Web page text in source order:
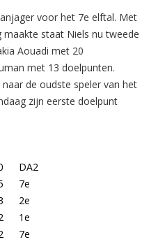
voor het 7e elftal. Met
maakte staat Niels nu tweede
Aouadi met 20
met 13 doelpunten.
de oudste speler van het
zijn eerste doelpunt
DA2
7e
2e
1e
7e